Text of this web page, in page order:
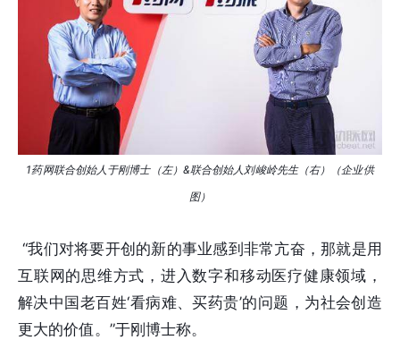
1药网联合创始人于刚博士（左）&联合创始人刘峻岭先生（右）（企业供
图）
“我们对将要开创的新的事业感到非常亢奋，那就是用
互联网的思维方式，进入数字和移动医疗健康领域，
解决中国老百姓‘看病难、买药贵’的问题，为社会创造
更大的价值。”于刚博士称。